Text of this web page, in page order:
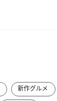
新作グルメ